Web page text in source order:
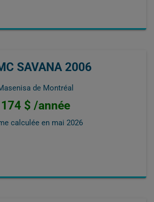
SAVANA 2006
de Montréal
174 $ /année
calculée en mai 2026